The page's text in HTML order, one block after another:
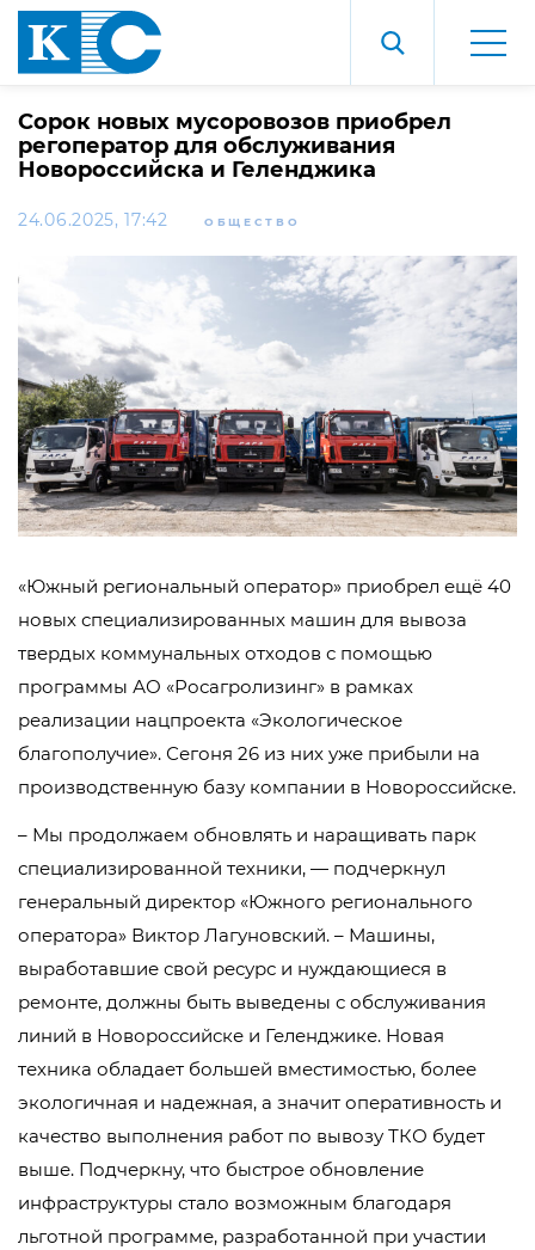
Сорок новых мусоровозов приобрел
регоператор для обслуживания
Новороссийска и Геленджика
24.06.2025, 17:42 ОБЩЕСТВО
«Южный региональный оператор» приобрел ещё 40
новых специализированных машин для вывоза
твердых коммунальных отходов с помощью
программы АО «Росагролизинг» в рамках
реализации нацпроекта «Экологическое
благополучие». Сегоня 26 из них уже прибыли на
производственную базу компании в Новороссийске.
– Мы продолжаем обновлять и наращивать парк
специализированной техники, — подчеркнул
генеральный директор «Южного регионального
оператора» Виктор Лагуновский. – Машины,
выработавшие свой ресурс и нуждающиеся в
ремонте, должны быть выведены с обслуживания
линий в Новороссийске и Геленджике. Новая
техника обладает большей вместимостью, более
экологичная и надежная, а значит оперативность и
качество выполнения работ по вывозу ТКО будет
выше. Подчеркну, что быстрое обновление
инфраструктуры стало возможным благодаря
льготной программе, разработанной при участии